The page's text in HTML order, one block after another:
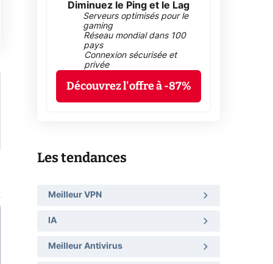
Diminuez le Ping et le Lag
Serveurs optimisés pour le
gaming
Réseau mondial dans 100
pays
Connexion sécurisée et
privée
Découvrez l'offre à -87%
Les tendances
Meilleur VPN
IA
Meilleur Antivirus